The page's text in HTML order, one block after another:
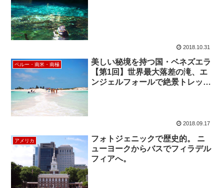
2018.10.31
ペルー・南米・南極
美しい秘境を持つ国・ベネズエラ
【第1回】世界最大落差の滝、エ
ンジェルフォールで絶景トレッキ
2018.09.17
アメリカ
フォトジェニックで歴史的。 ニ
ューヨークからバスでフィラデル
フィアへ。